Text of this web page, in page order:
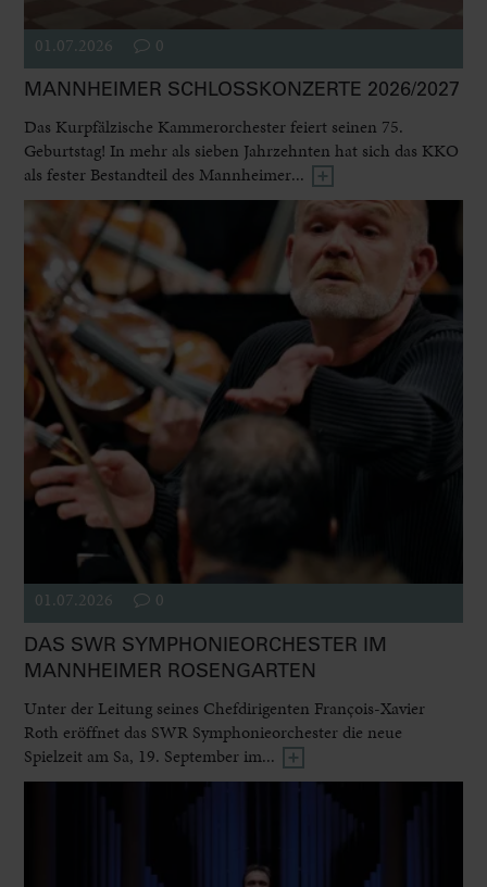
01.07.2026 0
MANNHEIMER SCHLOSSKONZERTE 2026/2027
Das Kurpfälzische Kammerorchester feiert seinen 75.
Geburtstag! In mehr als sieben Jahrzehnten hat sich das KKO
als fester Bestandteil des Mannheimer...
01.07.2026 0
DAS SWR SYMPHONIEORCHESTER IM
MANNHEIMER ROSENGARTEN
Unter der Leitung seines Chefdirigenten François-Xavier
Roth eröffnet das SWR Symphonieorchester die neue
Spielzeit am Sa, 19. September im...